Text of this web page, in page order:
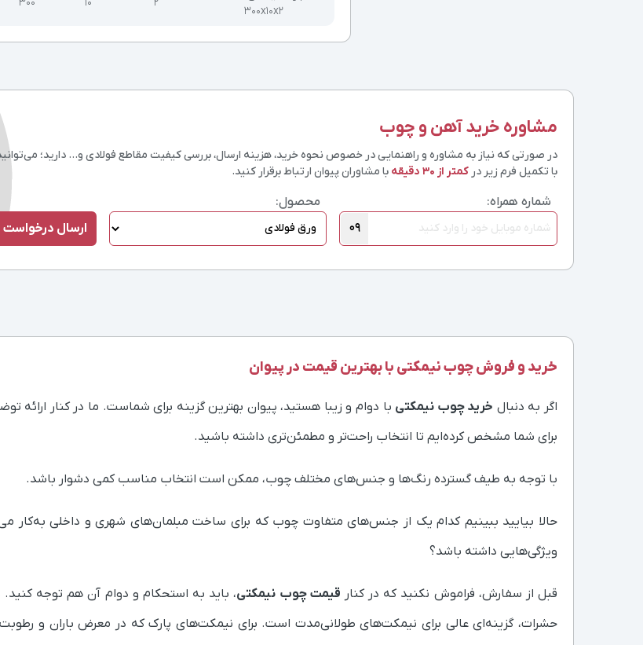
300x10x2
مشاوره خرید آهن و چوب
در صورتی که نیاز به مشاوره و راهنمایی در خصوص نحوه خرید، هزینه ارسال، بررسی کیفیت مقاطع فولادی و… دارید؛
با تکمیل فرم زیر در کمتر از 30 دقیقه با مشاوران پیوان ارتباط برقرار کنید.
شماره همراه:
09
محصول:
خرید و فروش چوب نیمکتی با بهترین قیمت در پیوان
اگر به دنبال خرید چوب نیمکتی با دوام و زیبا هستید، پیوان بهترین گزینه برای شماست. ما در کنار ارائه
برای شما مشخص کرده‌ایم تا انتخاب راحت‌تر و مطمئن‌تری داشته باشید.
با توجه به طیف گسترده رنگ‌ها و جنس‌های مختلف چوب، ممکن است انتخاب مناسب کمی دشوار باشد.
حالا بیایید ببینیم کدام یک از جنس‌های متفاوت چوب که برای ساخت مبلمان‌های شهری و داخلی
ویژگی‌هایی داشته باشد؟
قبل از سفارش، فراموش نکنید که در کنار قیمت چوب نیمکتی، باید به استحکام و دوام آن هم توجه کنید.
حشرات، گزینه‌ای عالی برای نیمکت‌های طولانی‌مدت است. برای نیمکت‌های پارک که در معرض باران و رطوبت